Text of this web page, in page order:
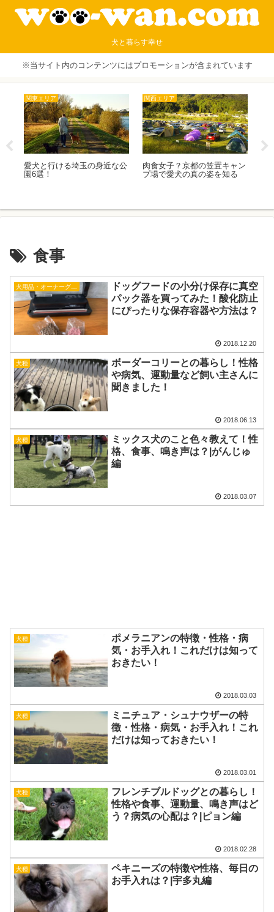
犬と暮らす幸せ
※当サイト内のコンテンツにはプロモーションが含まれています
関東エリア
愛犬と行ける埼玉の身近な公
園6選！
関西エリア
肉食女子？京都の笠置キャン
プ場で愛犬の真の姿を知る
食事
ドッグフードの小分け保存に真空
パック器を買ってみた！酸化防止
にぴったりな保存容器や方法は？
2018.12.20
犬種
ボーダーコリーとの暮らし！性格
や病気、運動量など飼い主さんに
聞きました！
2018.06.13
犬種
ミックス犬のこと色々教えて！性
格、食事、鳴き声は？|がんじゅ
編
2018.03.07
犬種
ポメラニアンの特徴・性格・病
気・お手入れ！これだけは知って
おきたい！
2018.03.03
犬種
ミニチュア・シュナウザーの特
徴・性格・病気・お手入れ！これ
だけは知っておきたい！
2018.03.01
犬種
フレンチブルドッグとの暮らし！
性格や食事、運動量、鳴き声はど
う？病気の心配は？|ピョン編
2018.02.28
犬種
ペキニーズの特徴や性格、毎日の
お手入れは？|宇多丸編